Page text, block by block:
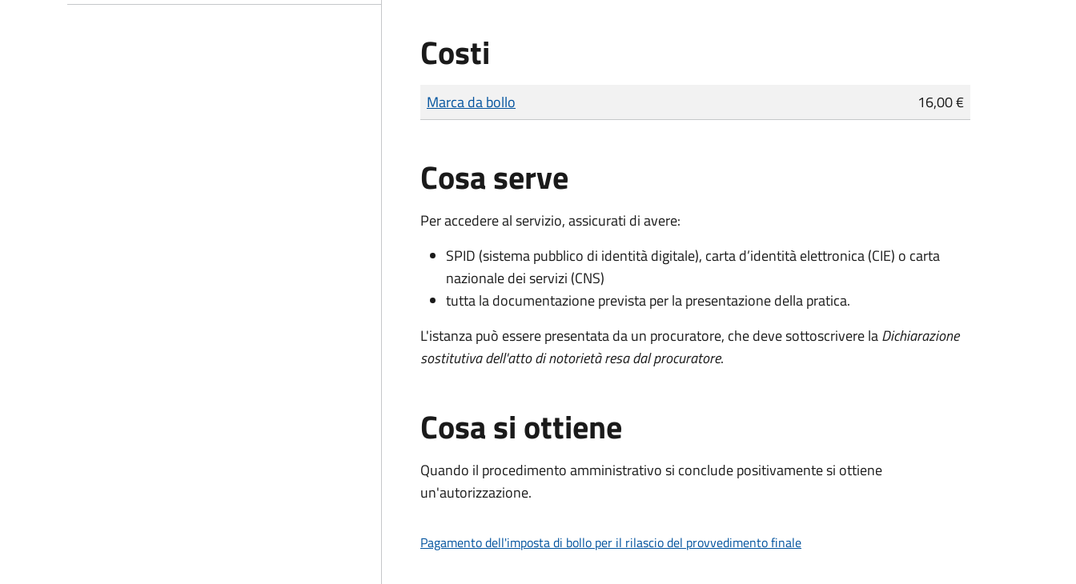
Costi
Tipo di pagamento
Importo
Marca da bollo 16,00 €
Cosa serve
Per accedere al servizio, assicurati di avere:
SPID (sistema pubblico di identità digitale), carta d’identità elettronica (CIE) o carta
nazionale dei servizi (CNS)
tutta la documentazione prevista per la presentazione della pratica.
L'istanza può essere presentata da un procuratore, che deve sottoscrivere laDichiarazione
sostitutiva dell'atto di notorietà resa dal procuratore.
Cosa si ottiene
Quando il procedimento amministrativo si conclude positivamente si ottiene
un'autorizzazione.
Pagamento dell'imposta di bollo per il rilascio del provvedimento finale